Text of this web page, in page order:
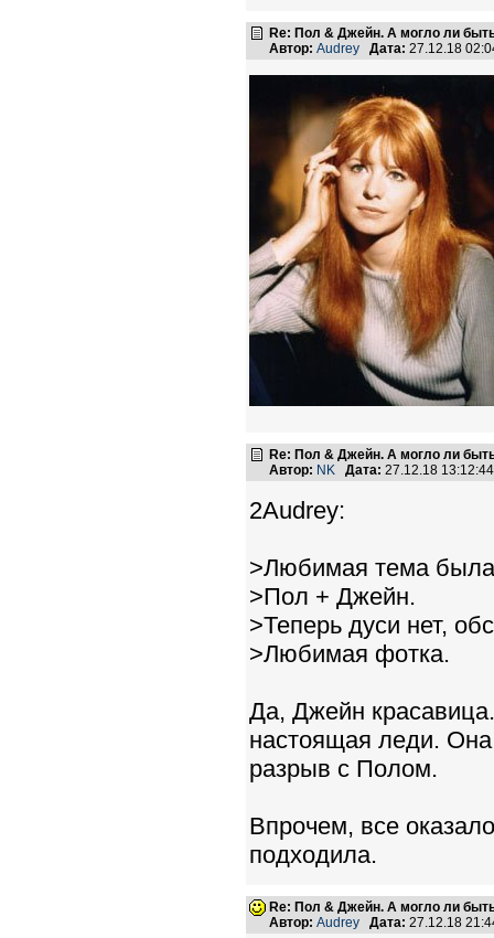
Re: Пол & Джейн. А могло ли
Автор: Audrey Дата: 27.12.18
Re: Пол & Джейн. А могло ли
Автор: NK Дата: 27.12.18
2Audrey:
>Любимая тема
>Пол + Джейн.
>Теперь дуси нет,
>Любимая фотка.
Да, Джейн
настоящая леди.
разрыв с Полом.
Впрочем, все
подходила.
Re: Пол & Джейн. А могло ли
Автор: Audrey Дата: 27.12.18